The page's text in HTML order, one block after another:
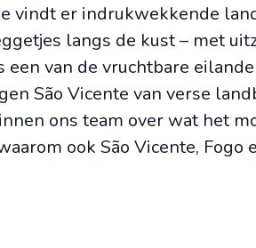
vindt er indrukwekkende
langs de kust – met
een van de vruchtbare
São Vicente van verse
ons team over wat het
ook São Vicente, Fogo